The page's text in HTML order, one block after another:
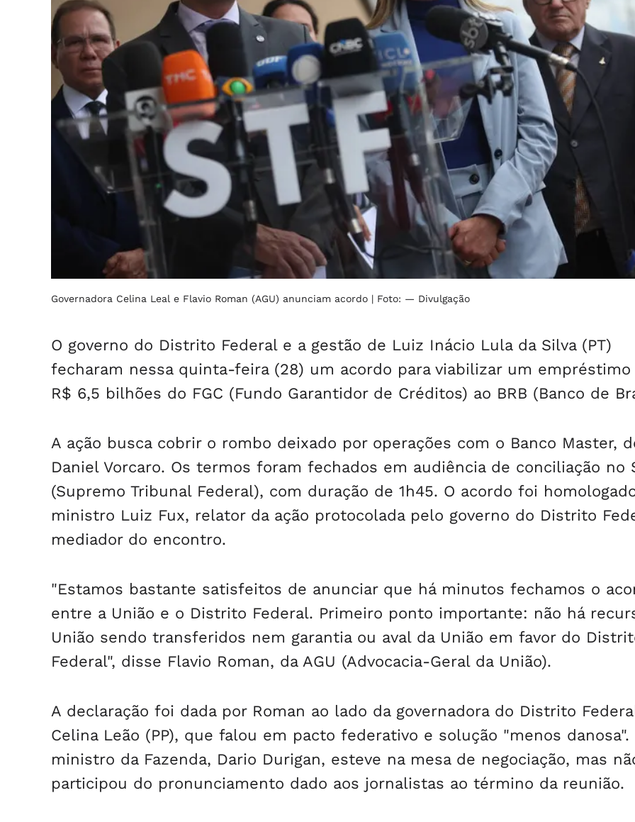
Governadora Celina Leal e Flavio Roman (AGU) anunciam acordo | Foto: — Divulgação
O governo do Distrito Federal e a gestão de Luiz Inácio Lula da Silva (PT)
fecharam nessa quinta-feira (28) um acordo para viabilizar um
R$ 6,5 bilhões do FGC (Fundo Garantidor de Créditos) ao BRB (Banco de
A ação busca cobrir o rombo deixado por operações com o Banco Master,
Daniel Vorcaro. Os termos foram fechados em audiência de conciliação no
(Supremo Tribunal Federal), com duração de 1h45. O acordo foi
ministro Luiz Fux, relator da ação protocolada pelo governo do Distrito
mediador do encontro.
"Estamos bastante satisfeitos de anunciar que há minutos fechamos o
entre a União e o Distrito Federal. Primeiro ponto importante: não há
União sendo transferidos nem garantia ou aval da União em favor do
Federal", disse Flavio Roman, da AGU (Advocacia-Geral da União).
A declaração foi dada por Roman ao lado da governadora do Distrito
Celina Leão (PP), que falou em pacto federativo e solução "menos danosa".
ministro da Fazenda, Dario Durigan, esteve na mesa de negociação, mas
participou do pronunciamento dado aos jornalistas ao término da reunião.